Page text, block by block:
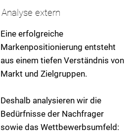
Analyse extern
Eine erfolgreiche
Markenpositionierung entsteht
aus einem tiefen Verständnis von
Markt und Zielgruppen.
Deshalb analysieren wir die
Bedürfnisse der Nachfrager
sowie das Wettbewerbsumfeld: